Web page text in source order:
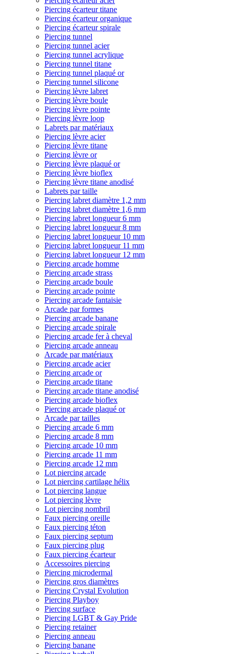
Piercing écarteur titane
Piercing écarteur organique
Piercing écarteur spirale
Piercing tunnel
Piercing tunnel acier
Piercing tunnel acrylique
Piercing tunnel titane
Piercing tunnel plaqué or
Piercing tunnel silicone
Piercing lèvre labret
Piercing lèvre boule
Piercing lèvre pointe
Piercing lèvre loop
Labrets par matériaux
Piercing lèvre acier
Piercing lèvre titane
Piercing lèvre or
Piercing lèvre plaqué or
Piercing lèvre bioflex
Piercing lèvre titane anodisé
Labrets par taille
Piercing labret diamètre 1,2 mm
Piercing labret diamètre 1,6 mm
Piercing labret longueur 6 mm
Piercing labret longueur 8 mm
Piercing labret longueur 10 mm
Piercing labret longueur 11 mm
Piercing labret longueur 12 mm
Piercing arcade homme
Piercing arcade strass
Piercing arcade boule
Piercing arcade pointe
Piercing arcade fantaisie
Arcade par formes
Piercing arcade banane
Piercing arcade spirale
Piercing arcade fer à cheval
Piercing arcade anneau
Arcade par matériaux
Piercing arcade acier
Piercing arcade or
Piercing arcade titane
Piercing arcade titane anodisé
Piercing arcade bioflex
Piercing arcade plaqué or
Arcade par tailles
Piercing arcade 6 mm
Piercing arcade 8 mm
Piercing arcade 10 mm
Piercing arcade 11 mm
Piercing arcade 12 mm
Lot piercing arcade
Lot piercing cartilage hélix
Lot piercing langue
Lot piercing lèvre
Lot piercing nombril
Faux piercing oreille
Faux piercing téton
Faux piercing septum
Faux piercing plug
Faux piercing écarteur
Accessoires piercing
Piercing microdermal
Piercing gros diamètres
Piercing Crystal Evolution
Piercing Playboy
Piercing surface
Piercing LGBT & Gay Pride
Piercing retainer
Piercing anneau
Piercing banane